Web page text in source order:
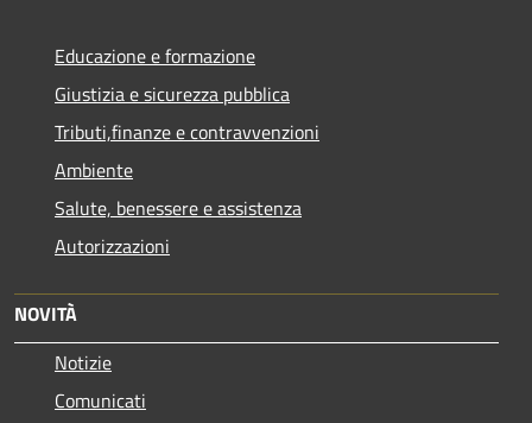
Educazione e formazione
Giustizia e sicurezza pubblica
Tributi,finanze e contravvenzioni
Ambiente
Salute, benessere e assistenza
Autorizzazioni
NOVITÀ
Notizie
Comunicati